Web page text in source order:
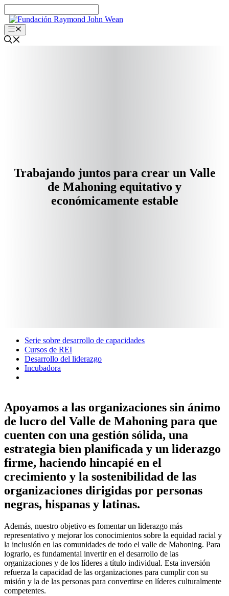
al
contenido
Menú
Trabajando juntos para crear un Valle
de Mahoning equitativo y
económicamente estable
Serie sobre desarrollo de capacidades
Cursos de REI
Desarrollo del liderazgo
Incubadora
Apoyamos a las organizaciones sin ánimo
de lucro del Valle de Mahoning para que
cuenten con una gestión sólida, una
estrategia bien planificada y un liderazgo
firme, haciendo hincapié en el
crecimiento y la sostenibilidad de las
organizaciones dirigidas por personas
negras, hispanas y latinas.
Además, nuestro objetivo es fomentar un liderazgo más
representativo y mejorar los conocimientos sobre la equidad racial y
la inclusión en las comunidades de todo el valle de Mahoning. Para
lograrlo, es fundamental invertir en el desarrollo de las
organizaciones y de los líderes a título individual. Esta inversión
refuerza la capacidad de las organizaciones para cumplir con su
misión y la de las personas para convertirse en líderes culturalmente
competentes.